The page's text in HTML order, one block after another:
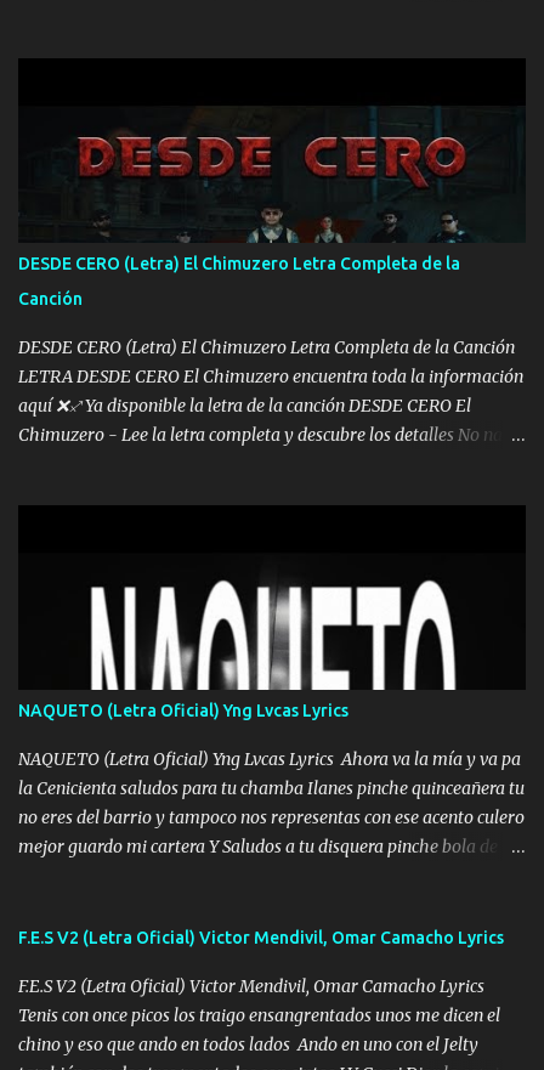
pa más pues hay charola les voy a dar hasta topar pues no hay de
otra Música Surcando bien mi camino voy por mi línea no veo a
los lados aquel que no corre vuela no se me duerm voy chicoteado
Ya pasé varias hazañas ya tienen rato que me agarran el colmillo
de este León los estatales no sé esperaron Al tiro esta la PrimiZa
también la nueve que cargo al lado doy la mano al que su amigo y
al traicionero damos pa abajo Y No me paran aquí hay pa más
pues hay charola les voy a dar hasta topar pues no hay de otra...
DESDE CERO (Letra) El Chimuzero Letra Completa de la
Canción
DESDE CERO (Letra) El Chimuzero Letra Completa de la Canción
LETRA DESDE CERO El Chimuzero encuentra toda la información
aquí ❌♐ Ya disponible la letra de la canción DESDE CERO El
Chimuzero - Lee la letra completa y descubre los detalles No nací
❌ www.elnorteduro.com ❌ Yo No limito los Sueños , si no existe
Uno pues Hallamos Modos , Si me caigo me Levanto, Aprendo Del
Error Y me sacudo El Lodo ❌ www.elnorteduro.com ❌ El Dinero
No me falta Pero Tampoco me Estorba , Por Eso Manejo Todo
Bien Regido Por mis Normas . Aquí no Se Sufre de Ego vengo Desde
Abajo y me costó subir Fue Con Trabajo Y Esfuerzo, Nada es
Regalado Me Super Invertir A Mí lado Una Princesa que A pesar de
Todo Siempre a estado ahí . Hecho pa...
NAQUETO (Letra Oficial) Yng Lvcas Lyrics
NAQUETO (Letra Oficial) Yng Lvcas Lyrics Ahora va la mía y va pa
la Cenicienta saludos para tu chamba Ilanes pinche quinceañera tu
no eres del barrio y tampoco nos representas con ese acento culero
mejor guardo mi cartera Y Saludos a tu disquera pinche bola de
amarrados y tu escondido entre el miedo Que el chacal mas caro
timbo tú tu ropa y tus joyas están iguales a ti todas nacas todas
chafas baratas como TAfi Y un trofeo para Jiménez por dejarse
embarazar aunque aquí huele algo raro y es que tu no estas jamas
F.E.S V2 (Letra Oficial) Victor Mendivil, Omar Camacho Lyrics
F.E.S V2 (Letra Oficial) Victor Mendivil, Omar Camacho Lyrics
Tenis con once picos los traigo ensangrentados unos me dicen el
chino y eso que ando en todos lados Ando en uno con el Jelty